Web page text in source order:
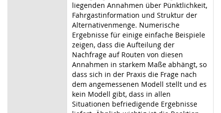
liegenden Annahmen über Pünktlichkeit,
Fahrgastinformation und Struktur der
Alternativenmenge. Numerische
Ergebnisse für einige einfache Beispiele
zeigen, dass die Aufteilung der
Nachfrage auf Routen von diesen
Annahmen in starkem Maße abhängt, so
dass sich in der Praxis die Frage nach
dem angemessenen Modell stellt und es
kein Modell gibt, dass in allen
Situationen befriedigende Ergebnisse